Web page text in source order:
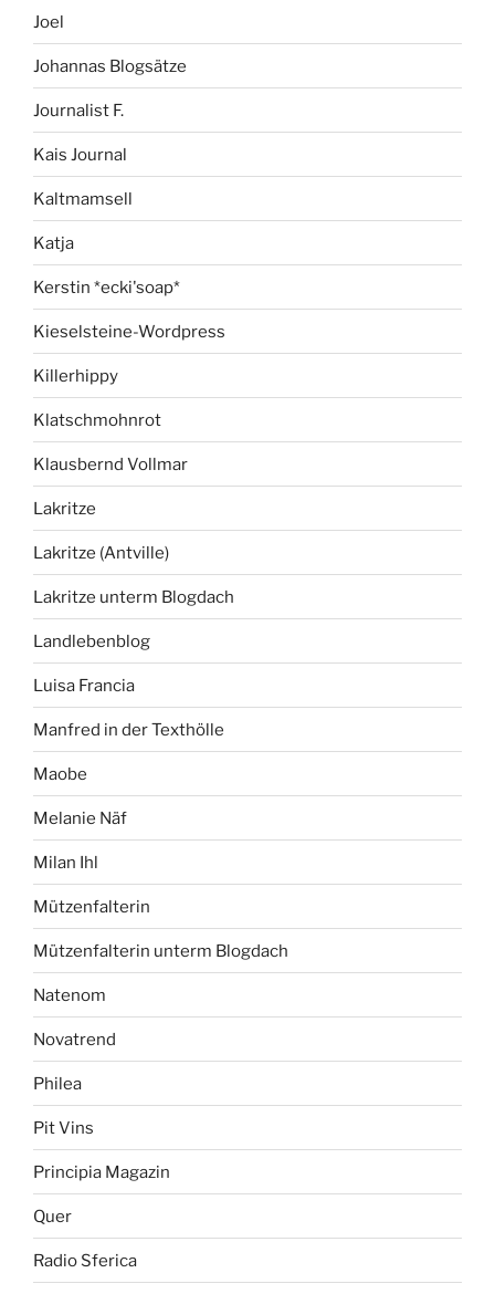
Joel
Johannas Blogsätze
Journalist F.
Kais Journal
Kaltmamsell
Katja
Kerstin *ecki'soap*
Kieselsteine-Wordpress
Killerhippy
Klatschmohnrot
Klausbernd Vollmar
Lakritze
Lakritze (Antville)
Lakritze unterm Blogdach
Landlebenblog
Luisa Francia
Manfred in der Texthölle
Maobe
Melanie Näf
Milan Ihl
Mützenfalterin
Mützenfalterin unterm Blogdach
Natenom
Novatrend
Philea
Pit Vins
Principia Magazin
Quer
Radio Sferica